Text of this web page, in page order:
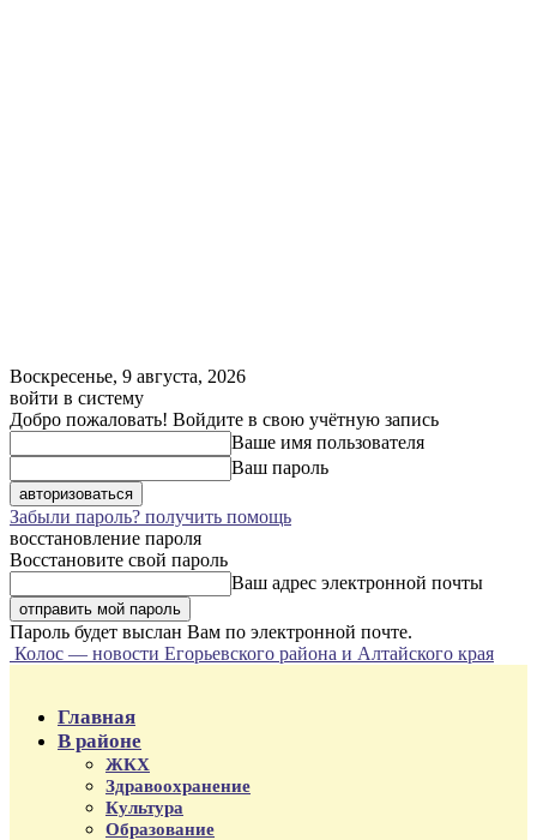
Воскресенье, 9 августа, 2026
войти в систему
Добро пожаловать! Войдите в свою учётную запись
Ваше имя пользователя
Ваш пароль
Забыли пароль? получить помощь
восстановление пароля
Восстановите свой пароль
Ваш адрес электронной почты
Пароль будет выслан Вам по электронной почте.
Колос — новости Егорьевского района и Алтайского края
Главная
В районе
ЖКХ
Здравоохранение
Культура
Образование